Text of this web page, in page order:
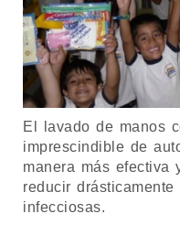
El lavado de manos
imprescindible de
manera más efectiva
reducir
infecciosas.